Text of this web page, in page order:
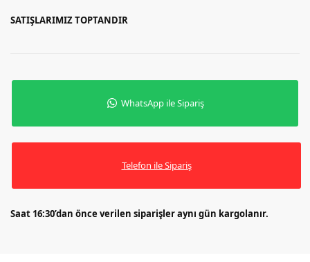
SATIŞLARIMIZ TOPTANDIR
WhatsApp ile Sipariş
Telefon ile Sipariş
Saat 16:30’dan önce verilen siparişler aynı gün kargolanır.